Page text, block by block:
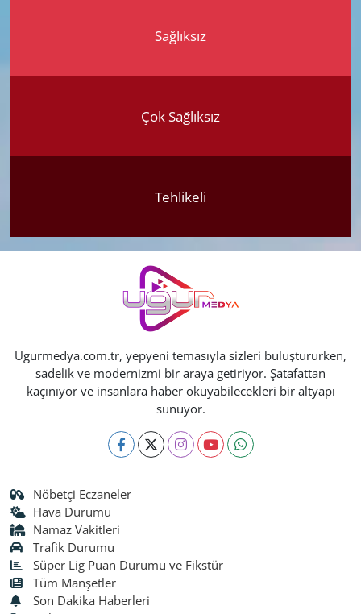
Sağlıksız
Çok Sağlıksız
Tehlikeli
Ugurmedya.com.tr, yepyeni temasıyla sizleri buluştururken,
sadelik ve modernizmi bir araya getiriyor. Şatafattan
kaçınıyor ve insanlara haber okuyabilecekleri bir altyapı
sunuyor.
Nöbetçi Eczaneler
Hava Durumu
Namaz Vakitleri
Trafik Durumu
Süper Lig Puan Durumu ve Fikstür
Tüm Manşetler
Son Dakika Haberleri